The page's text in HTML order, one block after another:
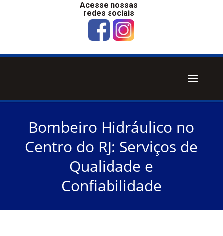
Acesse nossas
redes sociais
Bombeiro Hidráulico no
Centro do RJ: Serviços de
Qualidade e
Confiabilidade